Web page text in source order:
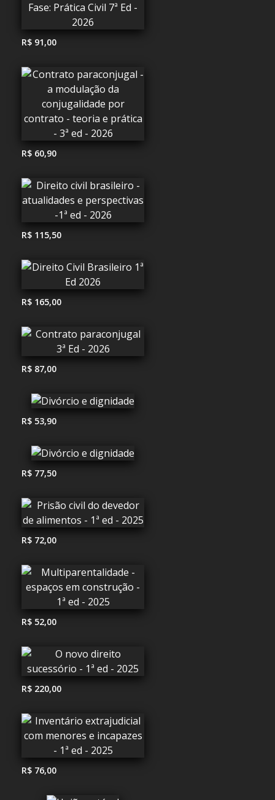
R$ 91,00
R$ 60,90
R$ 115,50
R$ 165,00
R$ 87,00
R$ 53,90
R$ 77,50
R$ 72,00
R$ 52,00
R$ 220,00
R$ 76,00